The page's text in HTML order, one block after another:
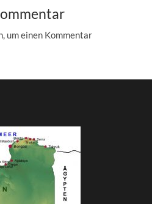
um einen Kommentar